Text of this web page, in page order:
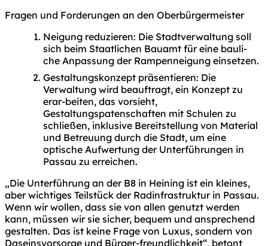
Fragen und Forderungen an den Oberbürgermeister
Neigung reduzieren: Die Stadtverwaltung soll
sich beim Staatlichen Bauamt für eine bauli-
che Anpassung der Rampenneigung einsetzen.
Gestaltungskonzept präsentieren: Die
Verwaltung wird beauftragt, ein Konzept zu
erar-beiten, das vorsieht,
Gestaltungspatenschaften mit Schulen zu
schließen, inklusive Bereitstellung von Material
und Betreuung durch die Stadt, um eine
optische Aufwertung der Unterführungen in
Passau zu erreichen.
„Die Unterführung an der B8 in Heining ist ein kleines,
aber wichtiges Teilstück der Radinfrastruktur in Passau.
Wenn wir wollen, dass sie von allen genutzt werden
kann, müssen wir sie sicher, bequem und ansprechend
gestalten. Das ist keine Frage von Luxus, sondern von
Daseinsvorsorge und Bürger-freundlichkeit“, betont